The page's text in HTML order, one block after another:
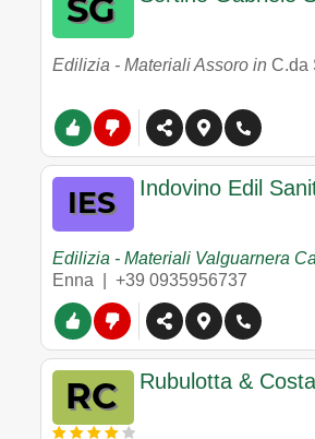
Edilizia - Materiali Assoro in C.da
Indovino Edil
Edilizia - Materiali Valguarnera
Enna | +39 0935956737
Rubulotta &